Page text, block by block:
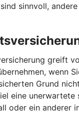
sinnvoll,
greift
wenn
Grund
eine unerwartete
oder ein anderer